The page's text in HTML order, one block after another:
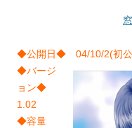
◆公開日◆ 04/10/2(初公
◆バージ
ョン◆
1.02
◆容量